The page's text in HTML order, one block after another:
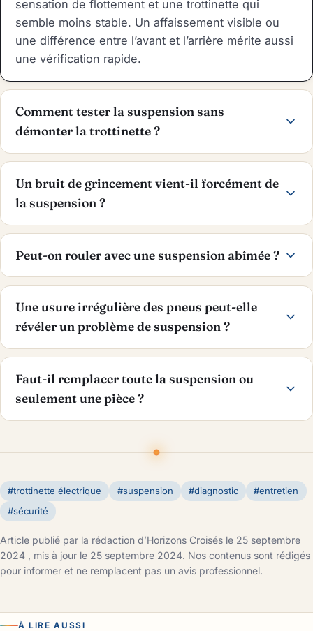
sensation de flottement et une trottinette qui
semble moins stable. Un affaissement visible ou
une différence entre l’avant et l’arrière mérite aussi
une vérification rapide.
Comment tester la suspension sans
démonter la trottinette ?
Un bruit de grincement vient-il forcément de
la suspension ?
Peut-on rouler avec une suspension abîmée ?
Une usure irrégulière des pneus peut-elle
révéler un problème de suspension ?
Faut-il remplacer toute la suspension ou
seulement une pièce ?
#trottinette électrique #suspension #diagnostic
#entretien
#sécurité
Article publié par la rédaction d’Horizons Croisés le 25 septembre
2024 , mis à jour le 25 septembre 2024. Nos contenus sont rédigés
pour informer et ne remplacent pas un avis professionnel.
À LIRE AUSSI